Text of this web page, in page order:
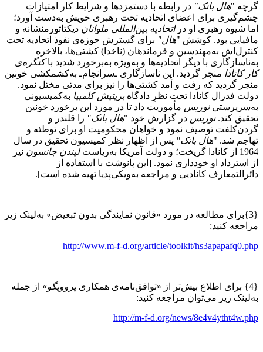
گرچه "هال بانک" در رابطه با دستمزدها و شرایط کار امتیازات
چشم‌گیری برای اعضای اتحادیه تحت رهبری خویش به‌دست آورد؛
اما شیوه رهبری او دراتحادیه بین‌المللی ملوانان دیکتاتورمنشانه و
مافیایی بود. کوشش "هال" برای گسترش حوزه‌ی نفوذ اتحادیه تحت
کنترل‌اش به‌مهندسین و فرماندهان (ناخدا) کشتی‌ها، بالاخره
به‌ناسازگاری با دیگر اتحادیه‌ها ‌و به‌ویژه به‌برخورد شدید باکنگره‌ی
کار کانادا منجر گردید. این ناسازگاری ـ‌سرانجام‌‌ـ به‌کشمکشی خونین
منجر گردید که رفت و آمد کشتی‌ها را نیز برای مدتی مختل نمود.
دولت فدرال کانادا تحت نظرِ دادگاهبریتیش کلمبیا به‌کمیسیونی
به‌سرپرستینوریس مأموریت داد تا در مورد این برخورد خونین
تحقیق کند.نوریس در گزارش خود "هال بانک" را قلندر و
گردن‌کلفت توصیف نمود و خواهان محکومیت او برای توطئه و
تهاجم شد. "هال بانک" پس از اظهار نظر کمیسیون تحقیق در سال
1964 از کانادا گریخت؛ و دولت آمریکا به‌ریاست
لیندن جانسون نیز
از استرداد او خودداری نمود. [این پانوشت با استفاده از
دائرالتمعارف کانادیی و مراجعه به‌ویکی‌پدیا تهیه شده است].
{3}برای مطالعه در مورد «قانون نمایندگی بدون تبعیض» به‌لینک زیر
مراجعه کنید:
http://www.m-f-d.org/article/toolkit/hs3apapafq0.php
{4} برای اطلاع بیش‌تر از «توافق‌نامه‌ی همکاری پروویگو» از جمله
به‌لینک زیر می‌توان مراجعه کنید:
http://m-f-d.org/news/8e4v4ytht4w.php